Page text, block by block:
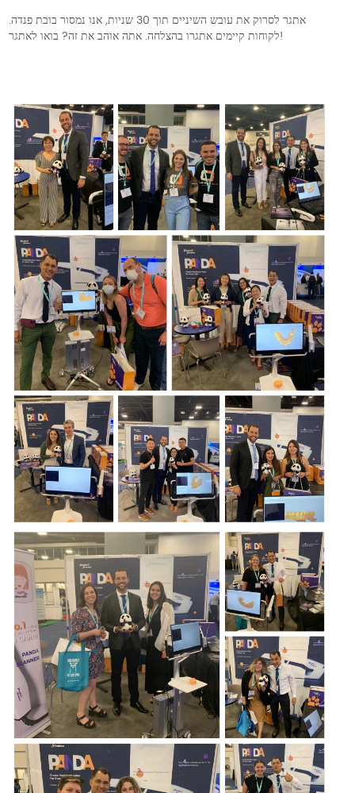
אתגר לסרוק את עובש השיניים תוך 30 שניות, אנו נמסור בובת פנדה.
לקוחות קיימים אתגרו בהצלחה. אתה אוהב את זה? בואו לאתגר!